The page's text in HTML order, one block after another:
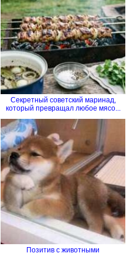
Секретный советский маринад,
который превращал любое мясо...
Позитив с животными